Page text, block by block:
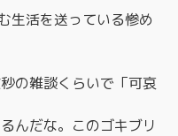
生活を送っている惨め
の雑談くらいで「可哀
んだな。このゴキブリ